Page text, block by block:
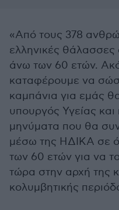
«Από τους 378
ελληνικές θάλασσες
άνω των 60 ετών.
καταφέρουμε να
καμπάνια για εμάς
υπουργός Υγείας
μηνύματα που θα
μέσω της ΗΔΙΚΑ σε
των 60 ετών για να
τώρα στην αρχή της
κολυμβητικής